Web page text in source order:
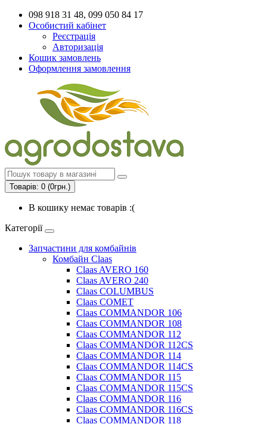
098 918 31 48, 099 050 84 17
Особистий кабінет
Реєстрація
Авторизація
Кошик замовлень
Оформлення замовлення
Товарів: 0 (0грн.)
В кошику немає товарів :(
Категорії
Запчастини для комбайнів
Комбайн Claas
Claas AVERO 160
Claas AVERO 240
Claas COLUMBUS
Claas COMET
Claas COMMANDOR 106
Claas COMMANDOR 108
Claas COMMANDOR 112
Claas COMMANDOR 112CS
Claas COMMANDOR 114
Claas COMMANDOR 114CS
Claas COMMANDOR 115
Claas COMMANDOR 115CS
Claas COMMANDOR 116
Claas COMMANDOR 116CS
Claas COMMANDOR 118